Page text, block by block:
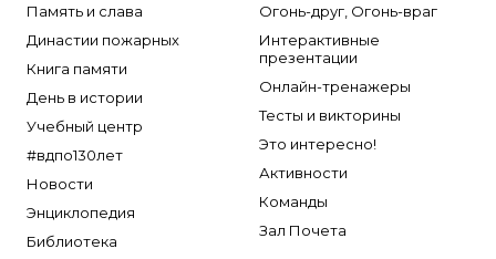
Память и слава
Династии пожарных
Книга памяти
День в истории
Учебный центр
#вдпо130лет
Новости
Энциклопедия
Библиотека
Огонь-друг, Огонь-враг
Интерактивные
презентации
Онлайн-тренажеры
Тесты и викторины
Это интересно!
Активности
Команды
Зал Почета